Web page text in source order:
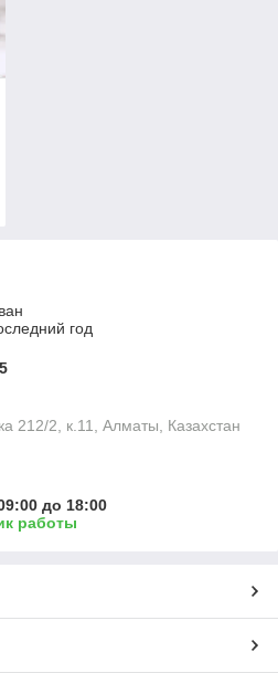
год
212/2, к.11, Алматы, Казахстан
до 18:00
работы